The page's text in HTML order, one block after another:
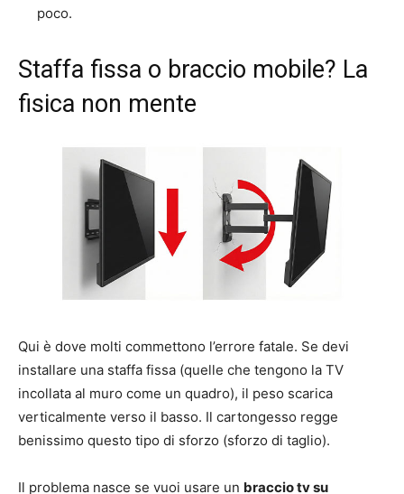
poco.
Staffa fissa o braccio mobile? La
fisica non mente
Qui è dove molti commettono l’errore fatale. Se devi
installare una staffa fissa (quelle che tengono la TV
incollata al muro come un quadro), il peso scarica
verticalmente verso il basso. Il cartongesso regge
benissimo questo tipo di sforzo (sforzo di taglio).
Il problema nasce se vuoi usare un braccio tv su